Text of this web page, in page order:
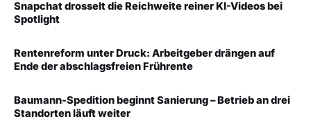
Snapchat drosselt die Reichweite reiner KI-Videos bei
Spotlight
Rentenreform unter Druck: Arbeitgeber drängen auf
Ende der abschlagsfreien Frührente
Baumann-Spedition beginnt Sanierung – Betrieb an drei
Standorten läuft weiter